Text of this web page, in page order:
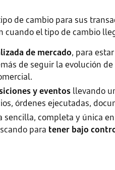
de cambio para sus
cuando el tipo de cambio
de mercado, para
de seguir la evolución
y eventos llevando
órdenes ejecutadas,
sencilla, completa y única
para tener bajo